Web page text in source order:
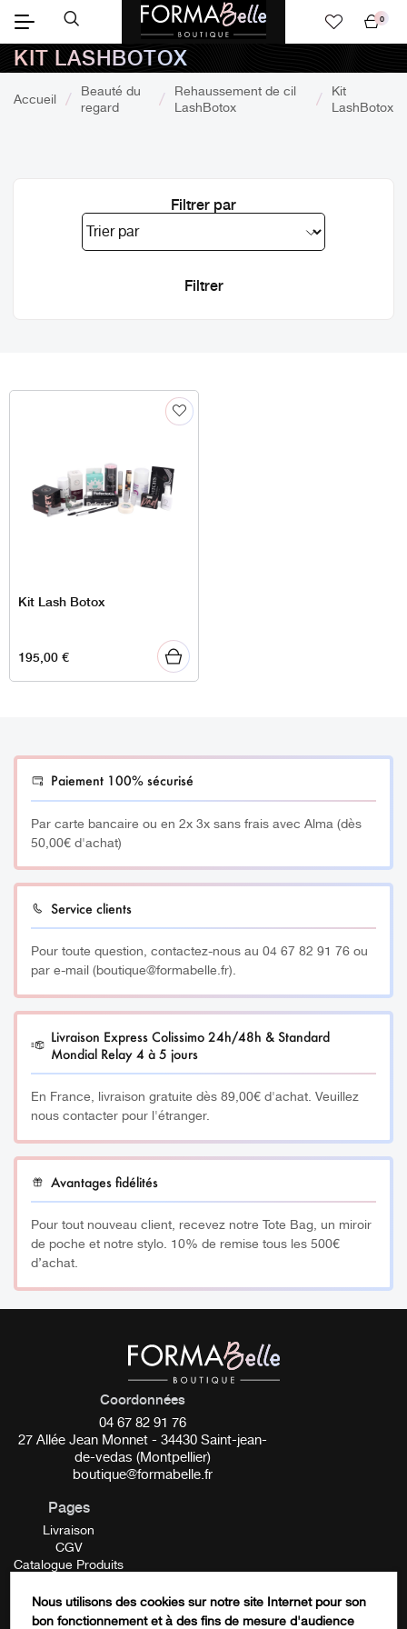
panier
0
KIT LASHBOTOX
Accueil
Beauté du
regard
Rehaussement de cil
LashBotox
Kit
LashBotox
Filtrer par
Kit Lash Botox
195,00€
Paiement 100% sécurisé
Par carte bancaire ou en 2x 3x sans frais avec Alma (dès
50,00€ d'achat)
Service clients
Pour toute question, contactez-nous au 04 67 82 91 76 ou
par e-mail (boutique@formabelle.fr).
Livraison Express Colissimo 24h/48h & Standard
Mondial Relay 4 à 5 jours
En France, livraison gratuite dès 89,00€ d'achat. Veuillez
nous contacter pour l'étranger.
Avantages fidélités
Pour tout nouveau client, recevez notre Tote Bag, un miroir
de poche et notre stylo. 10% de remise tous les 500€
d’achat.
Coordonnées
04 67 82 91 76
27 Allée Jean Monnet - 34430 Saint-jean-
de-vedas (Montpellier)
boutique@formabelle.fr
Pages
Livraison
CGV
Catalogue Produits
Contactez-nous
FORMATION
Nous utilisons des cookies sur notre site Internet pour son
bon fonctionnement et à des fins de mesure d'audience